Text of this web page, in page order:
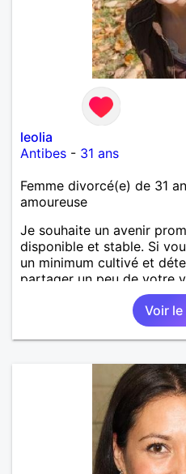
leolia
Antibes - 31 ans
Femme divorcé(e) de 31
amoureuse
Je souhaite un avenir
disponible et stable. Si
un minimum cultivé et
partager un peu de votre
contacter, nous ferons
Voir